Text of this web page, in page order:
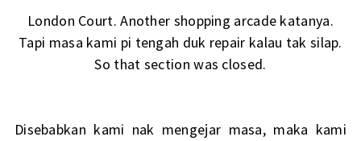
London Court. Another shopping arcade katanya.
Tapi masa kami pi tengah duk repair kalau tak silap.
So that section was closed.
Disebabkan kami nak mengejar masa, maka kami